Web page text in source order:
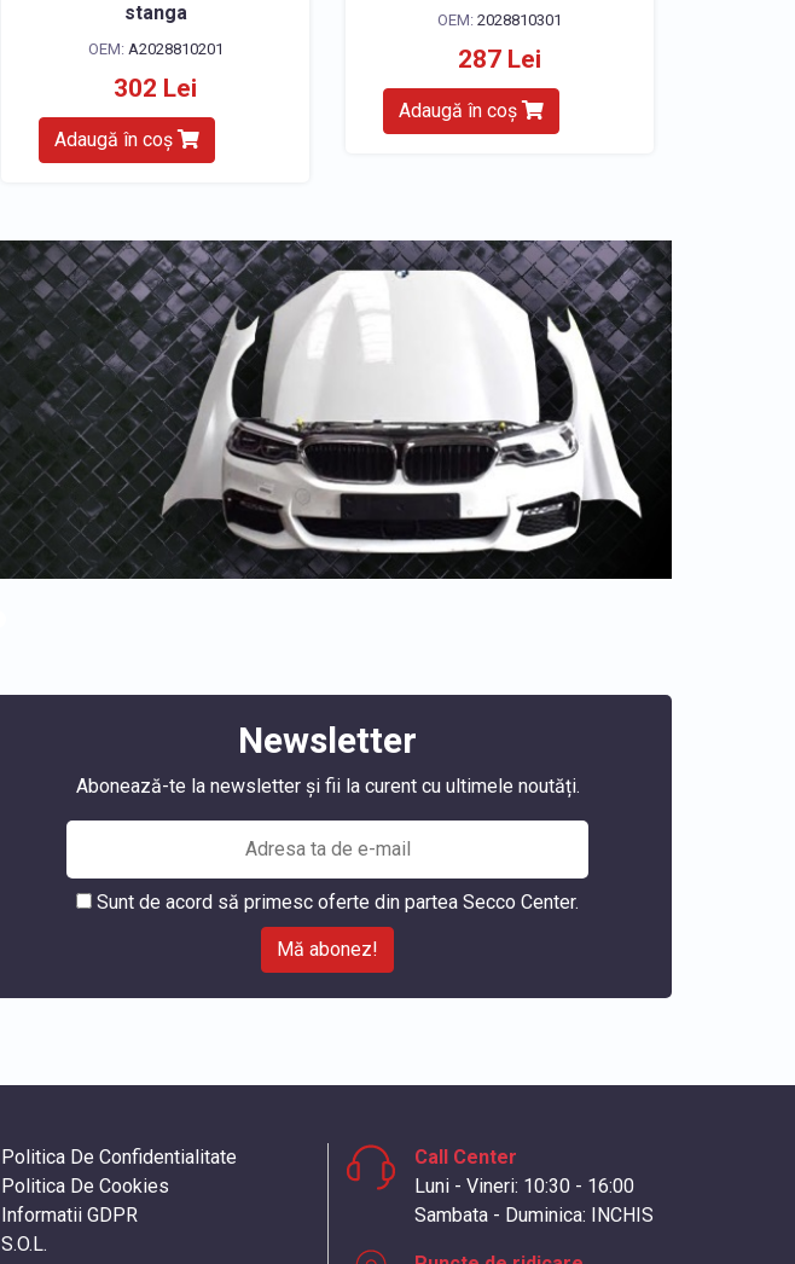
stanga
OEM: A2028810201
302 Lei
Adaugă în coș
OEM: 2028810301
287 Lei
Adaugă în coș
Newsletter
Abonează-te la newsletter și fii la curent cu ultimele noutăți.
Sunt de acord să primesc oferte din partea Secco Center.
Mă abonez!
Politica De Confidentialitate
Politica De Cookies
Informatii GDPR
S.O.L.
Call Center
Luni - Vineri: 10:30 - 16:00
Sambata - Duminica: INCHIS